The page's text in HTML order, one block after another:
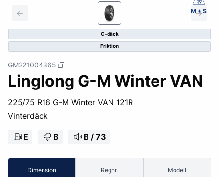
C-däck
Friktion
M + S
GM221004365
Linglong G-M Winter VAN
225/75 R16 G-M Winter VAN 121R
Vinterdäck
E B B / 73
Dimension Regnr. Modell